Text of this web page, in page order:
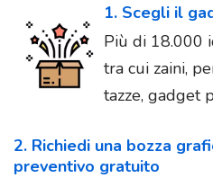
1. Scegli il
Più di 18.000
tra cui zaini,
tazze, gadget
2. Richiedi una bozza
preventivo gratuito